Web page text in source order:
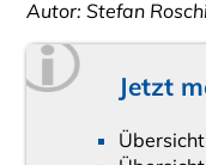
Autor: Stefan
Jetzt